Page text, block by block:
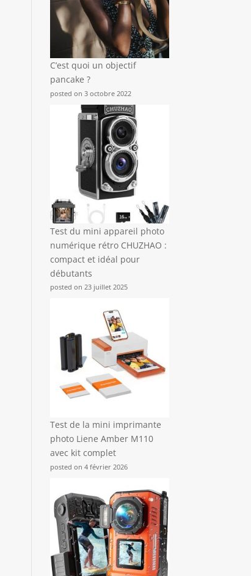
C’est quoi un objectif
pancake ?
posted on 3 octobre 2022
Test du mini appareil photo
numérique rétro CHUZHAO :
compact et idéal pour
débutants
posted on 23 juillet 2025
Test de la mini imprimante
photo Liene Amber M110
avec kit complet
posted on 4 février 2026